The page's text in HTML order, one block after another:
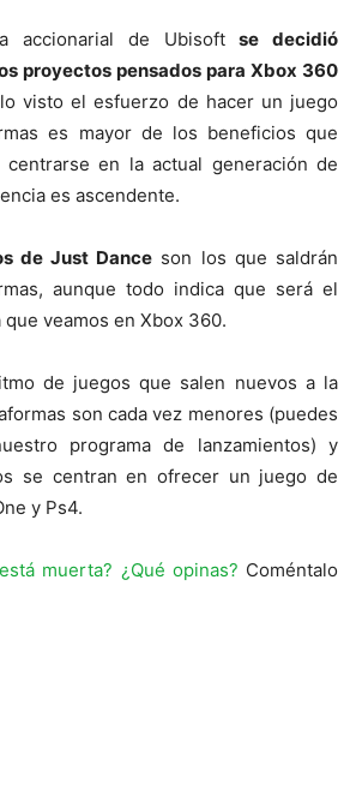
accionarial de Ubisoftse decidió
proyectos pensados para Xbox 360
visto el esfuerzo de hacer un juego
es mayor de los beneficios que
en la actual generación de
es ascendente.
de Just Dance son los que saldrán
aunque todo indica que será el
veamos en Xbox 360.
de juegos que salen nuevos a la
son cada vez menores (puedes
programa de lanzamientos) y
se centran en ofrecer un juego de
y Ps4.
muerta? ¿Qué opinas? Coméntalo